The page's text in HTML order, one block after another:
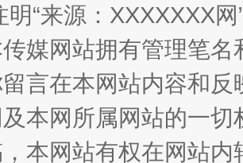
比不上好声名
明“来源：XXXXXXX
媒网站拥有管理笔
留言在本网站内容和
本网所属网站的一
本网站有权在网站